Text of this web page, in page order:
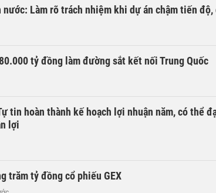
Làm rõ trách nhiệm khi dự án chậm tiến độ,
tỷ đồng làm đường sắt kết nối Trung Quốc
tin hoàn thành kế hoạch lợi nhuận năm, có thể
lợi
trăm tỷ đồng cổ phiếu GEX